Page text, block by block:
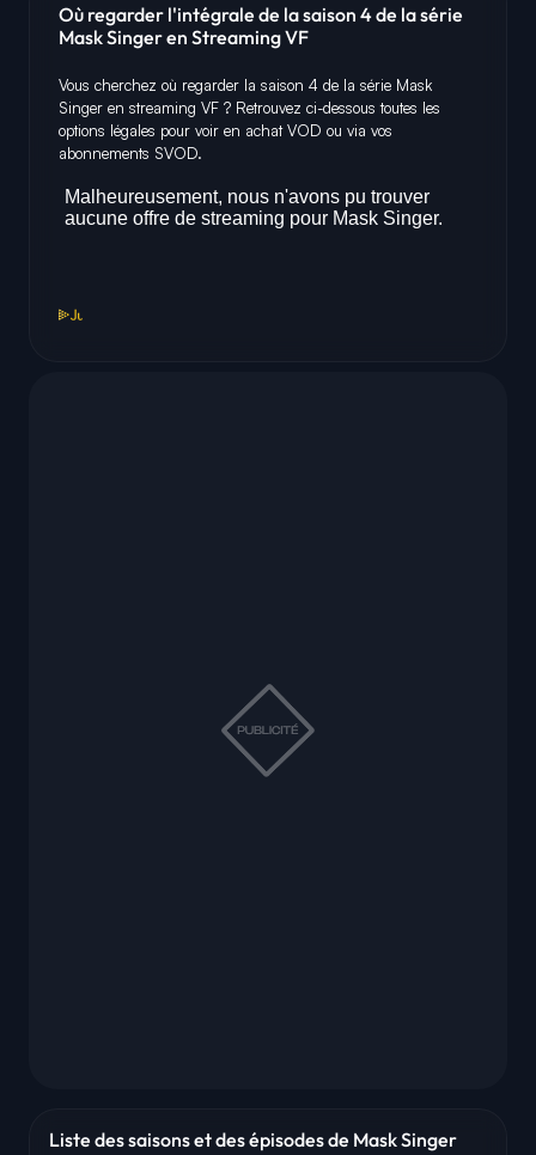
Où regarder l'intégrale de la saison 4 de la série
Mask Singer en Streaming VF
Vous cherchez où regarder la saison 4 de la série Mask
Singer en streaming VF ? Retrouvez ci-dessous toutes les
options légales pour voir en achat VOD ou via vos
abonnements SVOD.
Liste des saisons et des épisodes de Mask Singer